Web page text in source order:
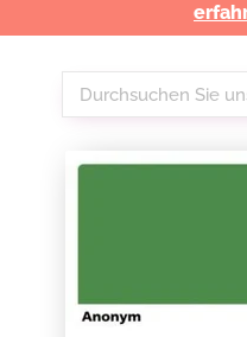
Durchsuchen
Sie
Shop